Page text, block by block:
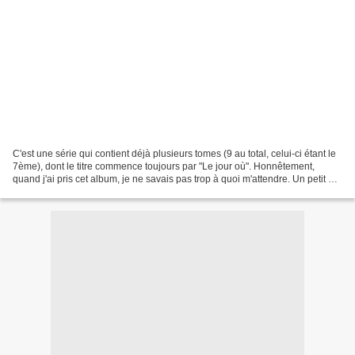
C'est une série qui contient déjà plusieurs tomes (9 au total, celui-ci étant le
7ème), dont le titre commence toujours par "Le jour où". Honnêtement,
quand j'ai pris cet album, je ne savais pas trop à quoi m'attendre. Un petit a